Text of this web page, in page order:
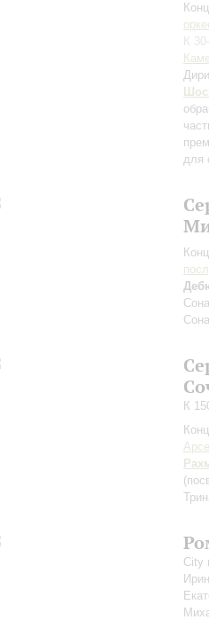
К
для
К
City